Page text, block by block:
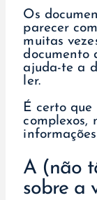
Os
parecer
muitas
documento
ajuda-te a
ler.
É certo que
complexos,
A (não
sobre a